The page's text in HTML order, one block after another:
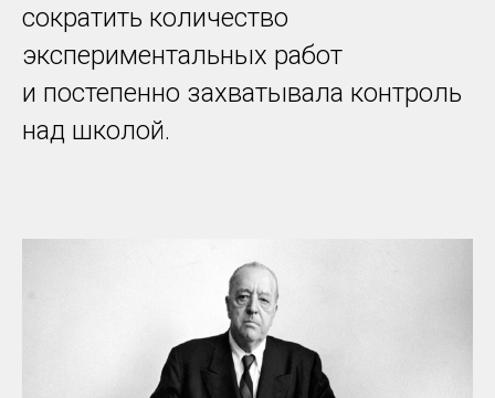
сократить количество
экспериментальных работ
и постепенно захватывала контроль
над школой.